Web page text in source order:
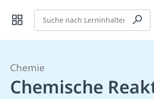
Suche
Chemie
Chemische